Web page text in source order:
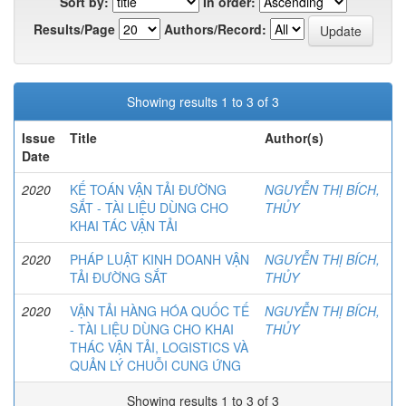
Results/Page
Authors/Record:
Showing results 1 to 3 of 3
Issue
Date
Title Author(s)
2020
KẾ TOÁN VẬN TẢI ĐƯỜNG
SẮT - TÀI LIỆU DÙNG CHO
KHAI TÁC VẬN TẢI
NGUYỄN THỊ BÍCH,
THỦY
2020
PHÁP LUẬT KINH DOANH VẬN
TẢI ĐƯỜNG SẮT
NGUYỄN THỊ BÍCH,
THỦY
2020
VẬN TẢI HÀNG HÓA QUỐC TẾ
- TÀI LIỆU DÙNG CHO KHAI
THÁC VẬN TẢI, LOGISTICS VÀ
QUẢN LÝ CHUỖI CUNG ỨNG
NGUYỄN THỊ BÍCH,
THỦY
Showing results 1 to 3 of 3